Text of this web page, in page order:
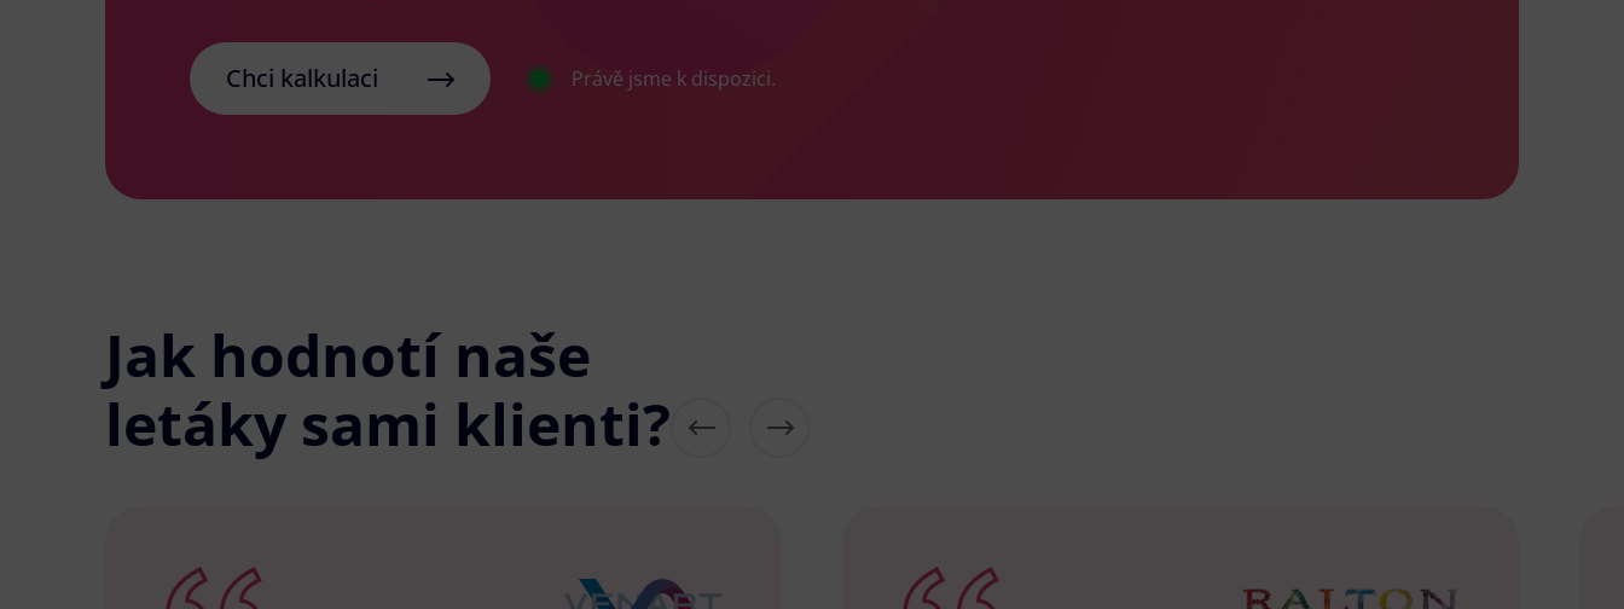
Chci kalkulaci Právě jsme k dispozici.
Jak hodnotí naše
letáky sami klienti?